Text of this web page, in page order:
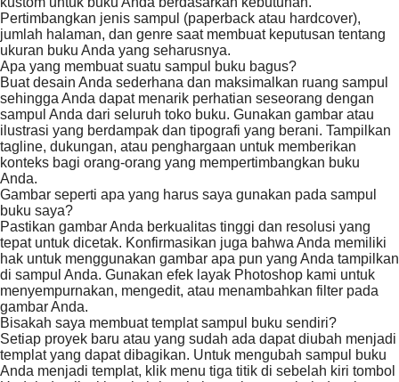
Pertimbangkan jenis sampul (paperback atau hardcover),
jumlah halaman, dan genre saat membuat keputusan tentang
ukuran buku Anda yang seharusnya.
Apa yang membuat suatu sampul buku bagus?
Buat desain Anda sederhana dan maksimalkan ruang sampul
sehingga Anda dapat menarik perhatian seseorang dengan
sampul Anda dari seluruh toko buku. Gunakan gambar atau
ilustrasi yang berdampak dan tipografi yang berani. Tampilkan
tagline, dukungan, atau penghargaan untuk memberikan
konteks bagi orang-orang yang mempertimbangkan buku
Anda.
Gambar seperti apa yang harus saya gunakan pada sampul
buku saya?
Pastikan gambar Anda berkualitas tinggi dan resolusi yang
tepat untuk dicetak. Konfirmasikan juga bahwa Anda memiliki
hak untuk menggunakan gambar apa pun yang Anda tampilkan
di sampul Anda. Gunakan efek layak Photoshop kami untuk
menyempurnakan, mengedit, atau menambahkan filter pada
gambar Anda.
Bisakah saya membuat templat sampul buku sendiri?
Setiap proyek baru atau yang sudah ada dapat diubah menjadi
templat yang dapat dibagikan. Untuk mengubah sampul buku
Anda menjadi templat, klik menu tiga titik di sebelah kiri tombol